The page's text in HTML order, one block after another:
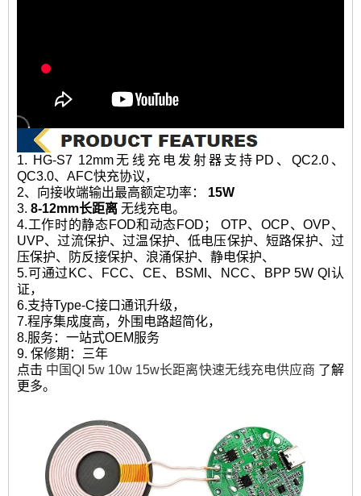
1. HG-S7 12mm无线充电发射器支持PD、QC2.0、
QC3.0、AFC快充协议，
2、向接收端输出最高额定功率： 15W
3. 8-12mm长距离 无线充电。
4.工作时的静态FOD和动态FOD； OTP、OCP、OVP、
UVP、过流保护、过温保护、低电压保护、短路保护、过
压保护、防反接保护、浪涌保护、静电保护、
5.可通过KC、FCC、CE、BSMI、NCC、BPP 5W QI认
证，
6.支持Type-C接口通讯升级，
7.程序集成度高，外围电路超简化，
8.服务：一站式OEM服务
9. 保修期：三年
点击 中国QI 5w 10w 15w长距离快速无线充电供应商 了解
更多。